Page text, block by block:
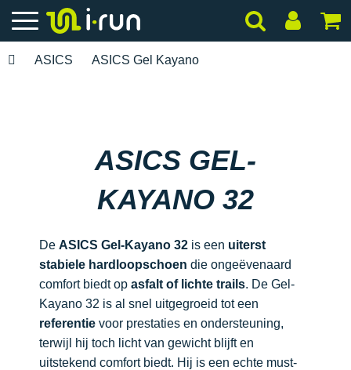
ASICS ASICS Gel Kayano
ASICS GEL-
KAYANO 32
De ASICS Gel-Kayano 32 is een uiterst
stabiele hardloopschoen die ongeëvenaard
comfort biedt op asfalt of lichte trails. De Gel-
Kayano 32 is al snel uitgegroeid tot een
referentie voor prestaties en ondersteuning,
terwijl hij toch licht van gewicht blijft en
uitstekend comfort biedt. Hij is een echte must-